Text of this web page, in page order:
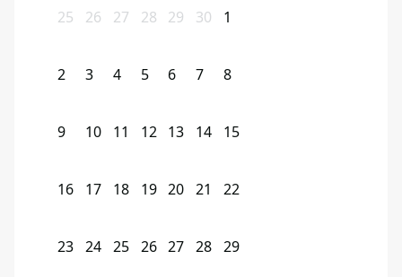
25 26 27 28 29 30 1
2 3 4 5 6 7 8
9 10 11 12 13 14 15
16 17 18 19 20 21 22
23 24 25 26 27 28 29